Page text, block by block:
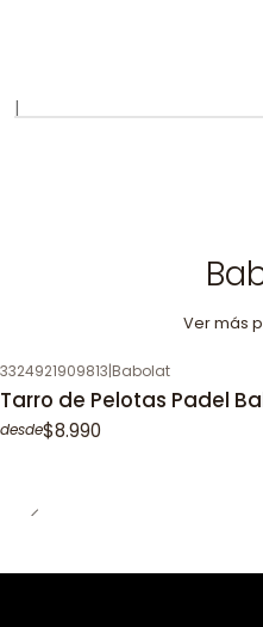
|
Ver más
3324921909813|Babolat
Tarro de Pelotas Padel
desde$8.990